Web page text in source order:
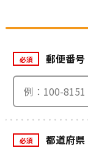
必須 郵便番号
必須 都道府県